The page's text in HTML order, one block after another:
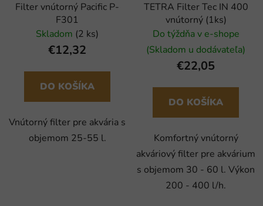
Filter vnútorný Pacific P-
F301
Skladom (2 ks)
€12,32
DO KOŠÍKA
Vnútorný filter pre akvária s
objemom 25-55 l.
TETRA Filter Tec IN 400
vnútorný (1ks)
Do týždňa v e-shope
(Skladom u dodávateľa)
€22,05
DO KOŠÍKA
Komfortný vnútorný
akváriový filter pre akvárium
s objemom 30 - 60 l. Výkon
200 - 400 l/h.